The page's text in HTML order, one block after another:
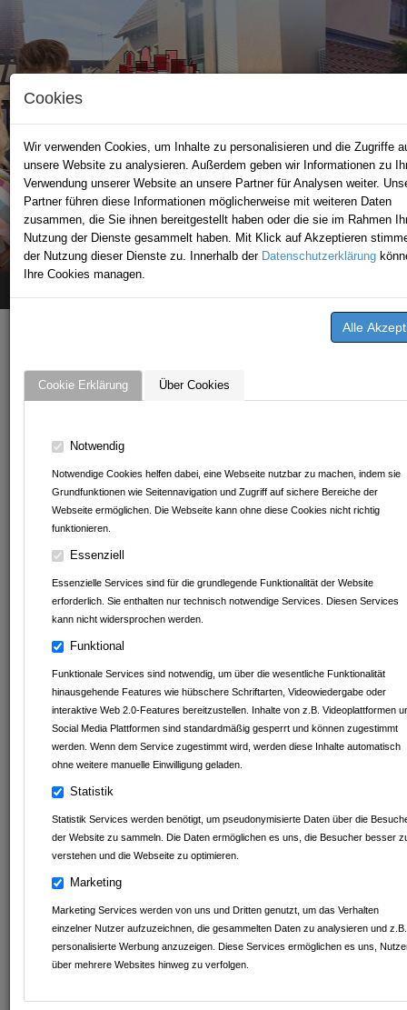
Cookies
Wir verwenden Cookies, um Inhalte zu personalisieren und die Zugriffe
unsere Website zu analysieren. Außerdem geben wir Informationen zu
Verwendung unserer Website an unsere Partner für Analysen weiter.
Partner führen diese Informationen möglicherweise mit weiteren Daten
zusammen, die Sie ihnen bereitgestellt haben oder die sie im Rahmen
Nutzung der Dienste gesammelt haben. Mit Klick auf Akzeptieren
der Nutzung dieser Dienste zu. Innerhalb der Datenschutzerklärung
Ihre Cookies managen.
Cookie Erklärung Über Cookies
Notwendig
Notwendige Cookies helfen dabei, eine Webseite nutzbar zu machen, indem sie
Grundfunktionen wie Seitennavigation und Zugriff auf sichere Bereiche der
Webseite ermöglichen. Die Webseite kann ohne diese Cookies nicht richtig
funktionieren.
Essenziell
Essenzielle Services sind für die grundlegende Funktionalität der Website
erforderlich. Sie enthalten nur technisch notwendige Services. Diesen Services
kann nicht widersprochen werden.
Funktional
Funktionale Services sind notwendig, um über die wesentliche Funktionalität
hinausgehende Features wie hübschere Schriftarten, Videowiedergabe oder
interaktive Web 2.0-Features bereitzustellen. Inhalte von z.B. Videoplattformen
Social Media Plattformen sind standardmäßig gesperrt und können zugestimmt
werden. Wenn dem Service zugestimmt wird, werden diese Inhalte automatisch
ohne weitere manuelle Einwilligung geladen.
Statistik
Statistik Services werden benötigt, um pseudonymisierte Daten über die
der Website zu sammeln. Die Daten ermöglichen es uns, die Besucher besser
verstehen und die Webseite zu optimieren.
Marketing
Marketing Services werden von uns und Dritten genutzt, um das Verhalten
einzelner Nutzer aufzuzeichnen, die gesammelten Daten zu analysieren und z.B.
personalisierte Werbung anzuzeigen. Diese Services ermöglichen es uns,
über mehrere Websites hinweg zu verfolgen.
STADTPORTAL SCHWAIGERN
STELLENANGEBOTE VON
BECK GMBH
Machen Sie Karriere!
Gasthaus Linde
ATC Armoloy Technology Coatings GmbH & Co.KG
Müller Reisen
Autohaus Schwarz GmbH&Co.KG
Beck GmbH
Klein Tortechnik Service